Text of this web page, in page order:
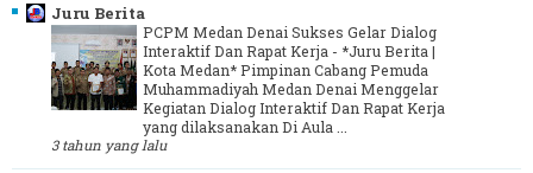
Juru Berita
PCPM Medan Denai Sukses Gelar Dialog
Interaktif Dan Rapat Kerja - *Juru Berita |
Kota Medan* Pimpinan Cabang Pemuda
Muhammadiyah Medan Denai Menggelar
Kegiatan Dialog Interaktif Dan Rapat Kerja
yang dilaksanakan Di Aula ...
3 tahun yang lalu